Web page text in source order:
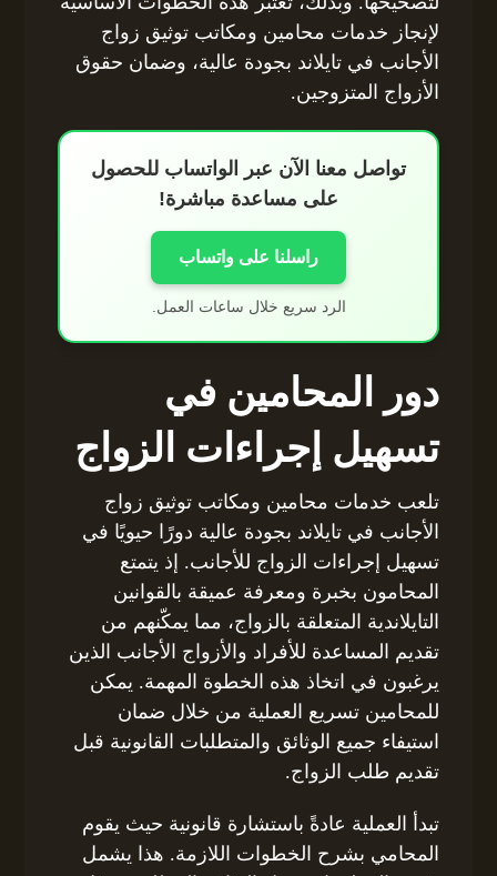
لإنجاز خدمات محامين ومكاتب توثيق زواج
الأجانب في تايلاند بجودة عالية، وضمان حقوق
الأزواج المتزوجين.
تواصل معنا الآن عبر الواتساب للحصول
على مساعدة مباشرة!
راسلنا على واتساب
الرد سريع خلال ساعات العمل.
دور المحامين في
تسهيل إجراءات الزواج
تلعب خدمات محامين ومكاتب توثيق زواج
الأجانب في تايلاند بجودة عالية دورًا حيويًا في
تسهيل إجراءات الزواج للأجانب. إذ يتمتع
المحامون بخبرة ومعرفة عميقة بالقوانين
التايلاندية المتعلقة بالزواج، مما يمكّنهم من
تقديم المساعدة للأفراد والأزواج الأجانب الذين
يرغبون في اتخاذ هذه الخطوة المهمة. يمكن
للمحامين تسريع العملية من خلال ضمان
استيفاء جميع الوثائق والمتطلبات القانونية قبل
تقديم طلب الزواج.
تبدأ العملية عادةً باستشارة قانونية حيث يقوم
المحامي بشرح الخطوات اللازمة. هذا يشمل